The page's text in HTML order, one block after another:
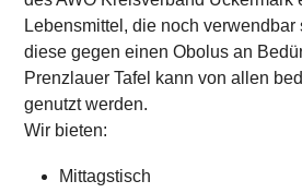
Lebensmittel, die noch verwendbar
diese gegen einen Obolus an
Prenzlauer Tafel kann von allen
genutzt werden.
Wir bieten:
Mittagstisch